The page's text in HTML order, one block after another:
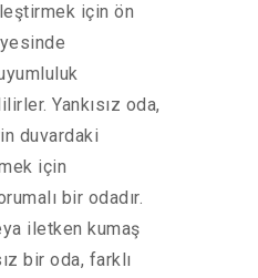
için ön
Yankısız oda,
duvardaki
için
bir odadır.
iletken kumaş
bir oda, farklı